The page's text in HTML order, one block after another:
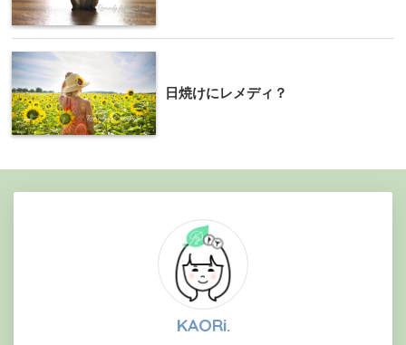
日焼けにレメディ？
KAORi.